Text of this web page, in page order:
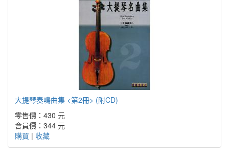
大提琴奏鳴曲集 <第2冊> (附CD)
零售價：430 元
會員價：344 元
購買 | 收藏